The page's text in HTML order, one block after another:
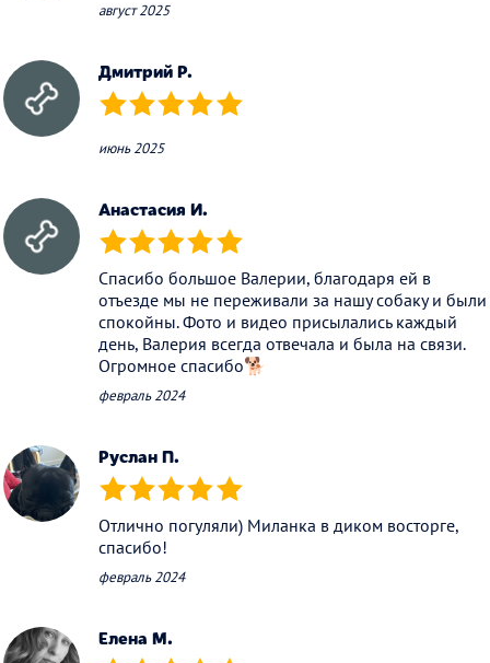
август 2025
Дмитрий Р.
(*) (*) (*) (*) (*)
июнь 2025
Анастасия И.
(*) (*) (*) (*) (*)
Спасибо большое Валерии, благодаря ей в
отъезде мы не переживали за нашу собаку и были
спокойны. Фото и видео присылались каждый
день, Валерия всегда отвечала и была на связи.
Огромное спасибо🐕
февраль 2024
Руслан П.
(*) (*) (*) (*) (*)
Отлично погуляли) Миланка в диком восторге,
спасибо!
февраль 2024
Елена М.